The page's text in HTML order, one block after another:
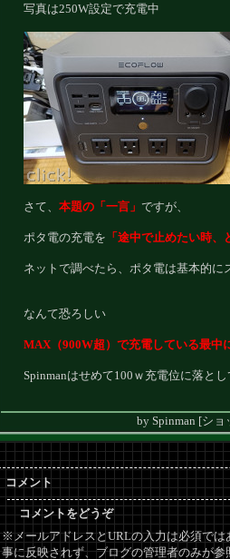
写真は250W設定で充電中
さて、 本題の「一言」 ですが、
ポタ電の充電を 「途中で止めたい時、
ネットで調べたら、ポタ電は基本的
なんて恐ろしい
MAX（900W超）で充電している最中
Spinmanはせめて100ｗ充電位に落と
by Spinman [ショ
コメント
コメントをどうぞ
※メールアドレスとURLの入力は必須では
事に反映されず、ブログの管理者のみが参